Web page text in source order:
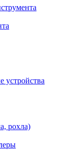
устройства
рохла)